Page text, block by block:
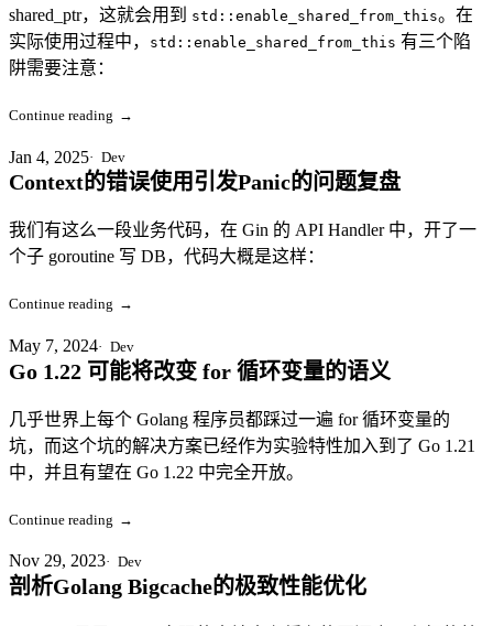
shared_ptr，这就会用到 std::enable_shared_from_this。在
实际使用过程中，
std::enable_shared_from_this 有三个陷
阱需要注意：
Continue reading →
Jan 4, 2025 Dev
Context的错误使用引发Panic的问题复盘
我们有这么一段业务代码，在 Gin 的 API Handler 中，开了一
个子 goroutine 写 DB，代码大概是这样：
Continue reading →
May 7, 2024 Dev
Go 1.22 可能将改变 for 循环变量的语义
几乎世界上每个 Golang 程序员都踩过一遍 for 循环变量的
坑，而这个坑的解决方案已经作为实验特性加入到了 Go 1.21
中，并且有望在 Go 1.22 中完全开放。
Continue reading →
Nov 29, 2023 Dev
剖析Golang Bigcache的极致性能优化